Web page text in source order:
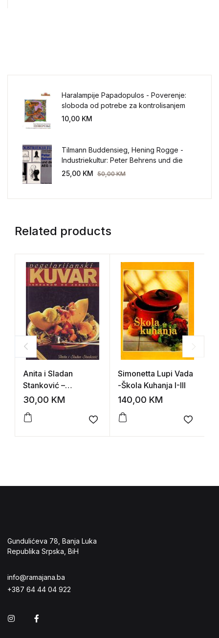
Haralampije Papadopulos - Poverenje:
sloboda od potrebe za kontrolisanjem
sveta
10,00 KM
Tilmann Buddensieg, Hening Rogge -
Industriekultur: Peter Behrens und die
AEG 1907-1914.
25,00 KM 50,00KM
Related products
Anita i Sladan
Stanković –
Vegetarijanski kuvar
30,00 KM
Add to wishlist
Simonetta Lupi Vada
-Škola Kuhanja I-III
140,00 KM
Add to
Gundulićeva 78, Banja Luka
Republika Srpska, BiH
info@ramajana.ba
+387 64 44 04 922
Instagram